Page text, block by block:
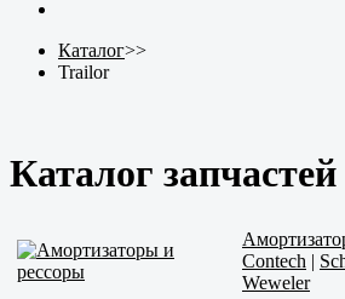
Каталог>>
Trailor
Каталог
Contech |
Weweler